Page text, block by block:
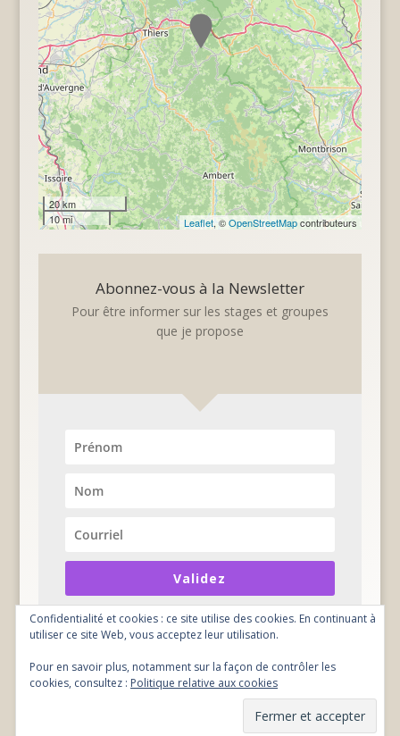
20 km
10 mi
Leaflet, ©OpenStreetMapcontributeurs
Abonnez-vous à la Newsletter
Pour être informer sur les stages et groupes
que je propose
Validez
Confidentialité et cookies : ce site utilise des cookies. En continuant à
utiliser ce site Web, vous acceptez leur utilisation.
Pour en savoir plus, notamment sur la façon de contrôler les
cookies, consultez : Politique relative aux cookies